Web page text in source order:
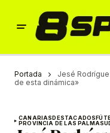
Portada
Jesé
de esta dinámica»
CANARIASDESTACADOS
PROVINCIA DE LAS PALMAS